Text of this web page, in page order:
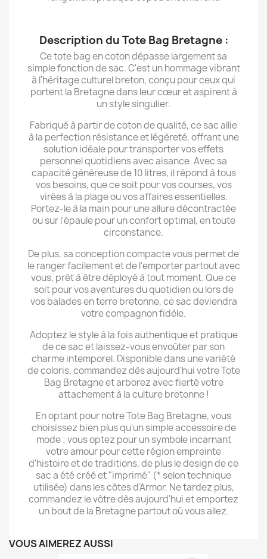
Description du Tote Bag Bretagne :
Ce tote bag en coton dépasse largement sa
simple fonction de sac. C'est un hommage vibrant
à l'héritage culturel breton, conçu pour ceux qui
portent la Bretagne dans leur cœur et aspirent à
un style singulier.
Fabriqué à partir de coton de qualité, ce sac allie
à la perfection résistance et légèreté, offrant une
solution idéale pour transporter vos effets
personnel quotidiens avec aisance. Avec sa
capacité généreuse de 10 litres, il répond à tous
vos besoins, que ce soit pour vos courses, vos
virées à la plage ou vos affaires essentielles.
Portez-le à la main pour une allure décontractée
ou sur l'épaule pour un confort optimal, en toute
circonstance.
De plus, sa conception compacte vous permet de
le ranger facilement et de l'emporter partout avec
vous, prêt à être déployé à tout moment. Que ce
soit pour vos aventures du quotidien ou lors de
vos balades en terre bretonne, ce sac deviendra
votre compagnon fidèle.
Adoptez le style à la fois authentique et pratique
de ce sac et laissez-vous envoûter par son
charme intemporel. Disponible dans une variété
de coloris, commandez dès aujourd'hui votre Tote
Bag Bretagne et arborez avec fierté votre
attachement à la culture bretonne !
En optant pour notre Tote Bag Bretagne, vous
choisissez bien plus qu'un simple accessoire de
mode ; vous optez pour un symbole incarnant
votre amour pour cette région empreinte
d'histoire et de traditions, de plus le design de ce
sac a été créé et "imprimé" (* selon technique
utilisée) dans les côtes d'Armor. Ne tardez plus,
commandez le vôtre dès aujourd'hui et emportez
un bout de la Bretagne partout où vous allez.
VOUS AIMEREZ AUSSI